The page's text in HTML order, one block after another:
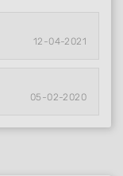
12-04-2021
05-02-2020